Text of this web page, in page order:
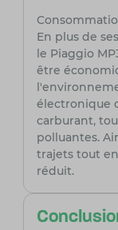
En plus de
le Piaggio
être
électronique
carburant,
polluantes.
trajets tout
réduit.